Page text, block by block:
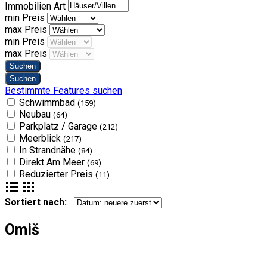
Immobilien Art
min Preis
max Preis
min Preis
max Preis
Bestimmte Features suchen
Schwimmbad (159)
Neubau (64)
Parkplatz / Garage (212)
Meerblick (217)
In Strandnähe (84)
Direkt Am Meer (69)
Reduzierter Preis (11)
Sortiert nach:
Omiš